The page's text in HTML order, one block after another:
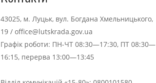
43025, м. Луцьк, вул. Богдана Хмельницького,
19 / office@lutskrada.gov.ua
Графік роботи: ПН-ЧТ 08:30—17:30, ПТ 08:30—
16:15, перерва 13:00—13:45